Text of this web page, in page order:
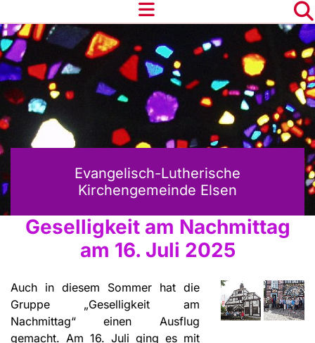
Evangelisch-Lutherische
Kirchengemeinde Elsen
Geselligkeit am Nachmittag
am 16. Juli 2025
Auch in diesem Sommer hat die
Gruppe „Geselligkeit am
Nachmittag“ einen Ausflug
gemacht. Am 16. Juli ging es mit